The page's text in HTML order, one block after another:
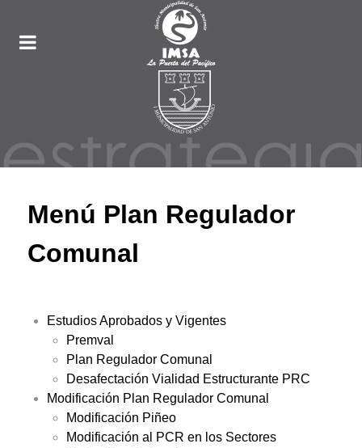
Menú Plan Regulador
Comunal
Estudios Aprobados y Vigentes
Premval
Plan Regulador Comunal
Desafectación Vialidad Estructurante PRC
Modificación Plan Regulador Comunal
Modificación Piñeo
Modificación al PCR en los Sectores